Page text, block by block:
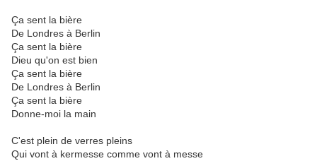
Ça sent la bière
De Londres à Berlin
Ça sent la bière
Dieu qu'on est bien
Ça sent la bière
De Londres à Berlin
Ça sent la bière
Donne-moi la main
C'est plein de verres pleins
Qui vont à kermesse comme vont à messe